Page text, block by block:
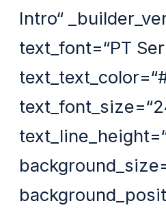
Intro“
text_font=“PT